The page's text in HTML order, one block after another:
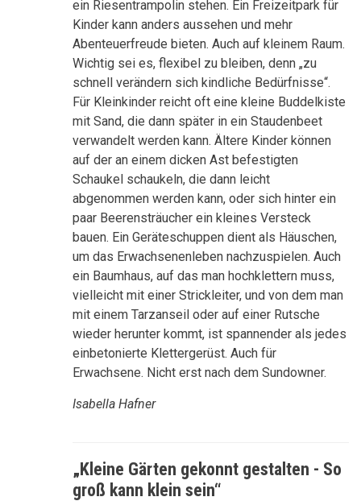
ein Riesentrampolin stehen. Ein Freizeitpark für
Kinder kann anders aussehen und mehr
Abenteuerfreude bieten. Auch auf kleinem Raum.
Wichtig sei es, flexibel zu bleiben, denn „zu
schnell verändern sich kindliche Bedürfnisse“.
Für Kleinkinder reicht oft eine kleine Buddelkiste
mit Sand, die dann später in ein Staudenbeet
verwandelt werden kann. Ältere Kinder können
auf der an einem dicken Ast befestigten
Schaukel schaukeln, die dann leicht
abgenommen werden kann, oder sich hinter ein
paar Beerensträucher ein kleines Versteck
bauen. Ein Geräteschuppen dient als Häuschen,
um das Erwachsenenleben nachzuspielen. Auch
ein Baumhaus, auf das man hochklettern muss,
vielleicht mit einer Strickleiter, und von dem man
mit einem Tarzanseil oder auf einer Rutsche
wieder herunter kommt, ist spannender als jedes
einbetonierte Klettergerüst. Auch für
Erwachsene. Nicht erst nach dem Sundowner.
Isabella Hafner
„Kleine Gärten gekonnt gestalten - So
groß kann klein sein“